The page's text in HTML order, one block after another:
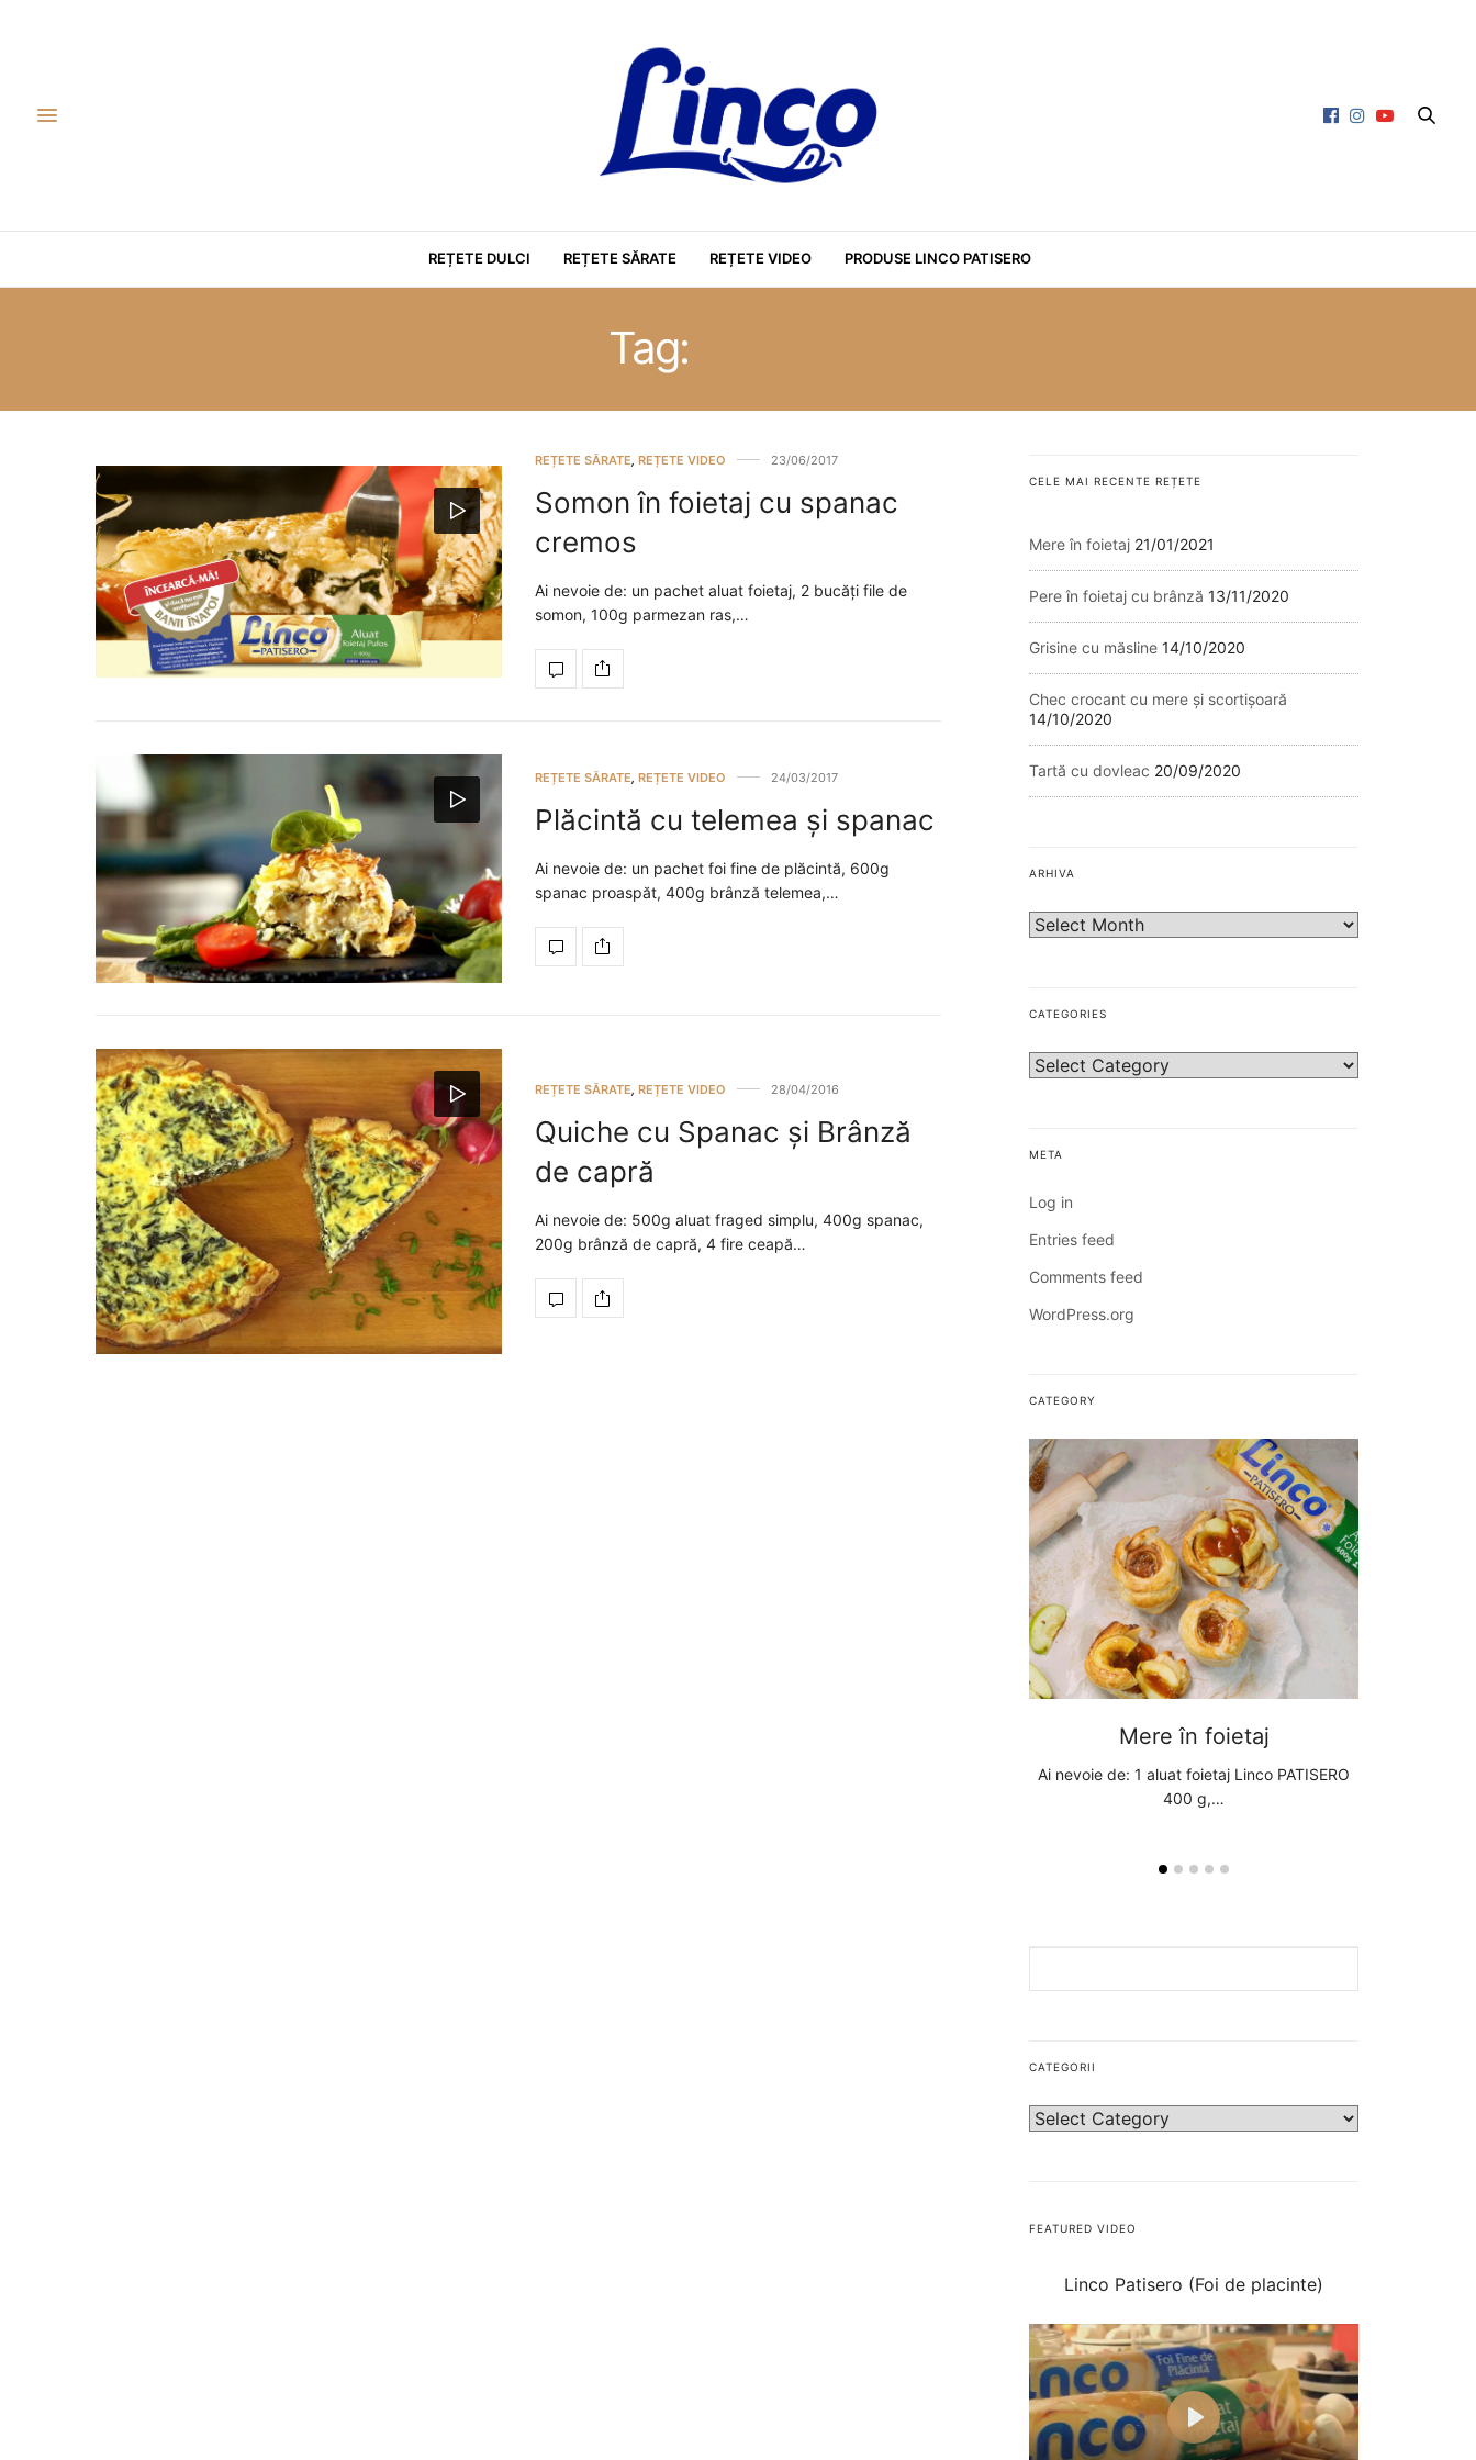
REȚETE DULCI REȚETE SĂRATE REȚETE VIDEO PRODUSE LINCO PATISERO
Tag:
REȚETE SĂRATE, REȚETE VIDEO 23/06/2017
Somon în foietaj cu spanac
cremos
Ai nevoie de: un pachet aluat foietaj, 2 bucăți file de
somon, 100g parmezan ras,…
REȚETE SĂRATE REȚETE VIDEO 24/03/2017
Plăcintă cu telemea și spanac
Ai nevoie de: un pachet foi fine de plăcintă, 600g
spanac proaspăt, 400g brânză telemea,…
REȚETE SĂRATE, REȚETE VIDEO 28/04/2016
Quiche cu Spanac și Brânză
de capră
Ai nevoie de: 500g aluat fraged simplu, 400g spanac,
200g brânză de capră, 4 fire ceapă…
CELE MAI RECENTE REȚETE
Mere în foietaj 21/01/2021
Pere în foietaj cu brânză 13/11/2020
Grisine cu măsline 14/10/2020
Chec crocant cu mere și scortișoară
14/10/2020
Tartă cu dovleac 20/09/2020
ARHIVA
CATEGORIES
META
Log in
Entries feed
Comments feed
WordPress.org
CATEGORY
Mere în foietaj
Ai nevoie de: 1 aluat foietaj Linco PATISERO
400 g,…
CATEGORII
FEATURED VIDEO
Linco Patisero (Foi de placinte)
Play